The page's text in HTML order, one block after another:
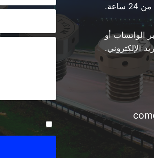
الواتساب أو
الإلكتروني.